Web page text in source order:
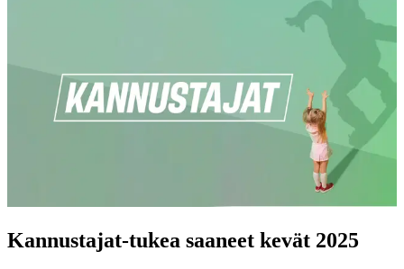
Kannustajat-tukea saaneet kevät 2025